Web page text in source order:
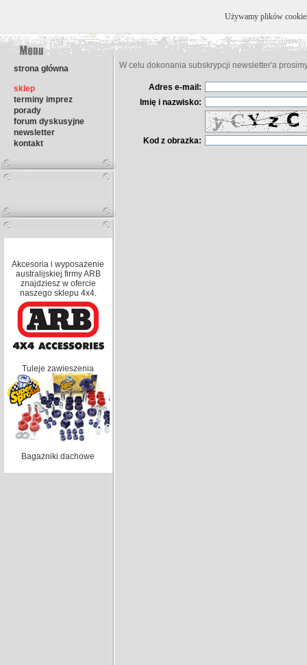
strona główna
sklep
terminy imprez
porady
forum dyskusyjne
newsletter
kontakt
Akcesoria i wyposażenie
australijskiej firmy ARB
znajdziesz w ofercie
naszego sklepu 4x4.
Tuleje zawieszenia
Bagażniki dachowe
W celu dokonania subskrypcji newsletter'a
Adres e-mail:
Imię i nazwisko:
Kod z obrazka:
Używamy plików